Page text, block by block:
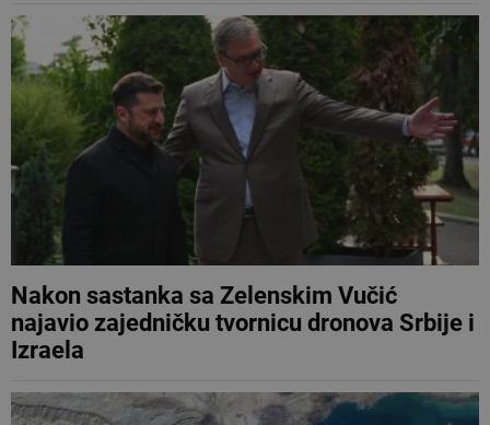
Nakon sastanka sa Zelenskim Vučić
najavio zajedničku tvornicu dronova Srbije i
Izraela